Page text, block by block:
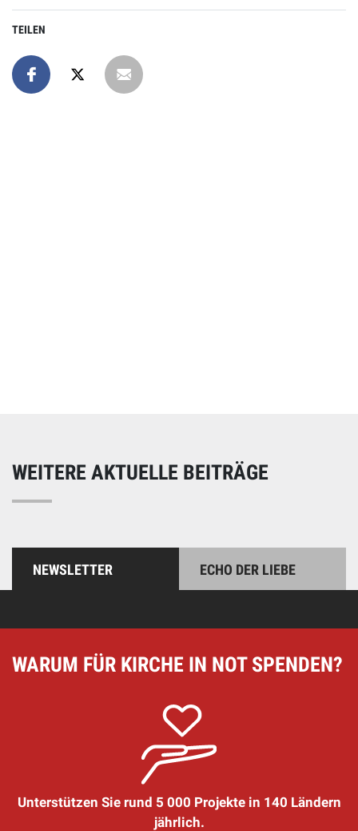
TEILEN
WEITERE AKTUELLE BEITRÄGE
NEWSLETTER ECHO DER LIEBE
WARUM FÜR KIRCHE IN NOT SPENDEN?
Unterstützen Sie rund 5 000 Projekte in 140 Ländern
jährlich.